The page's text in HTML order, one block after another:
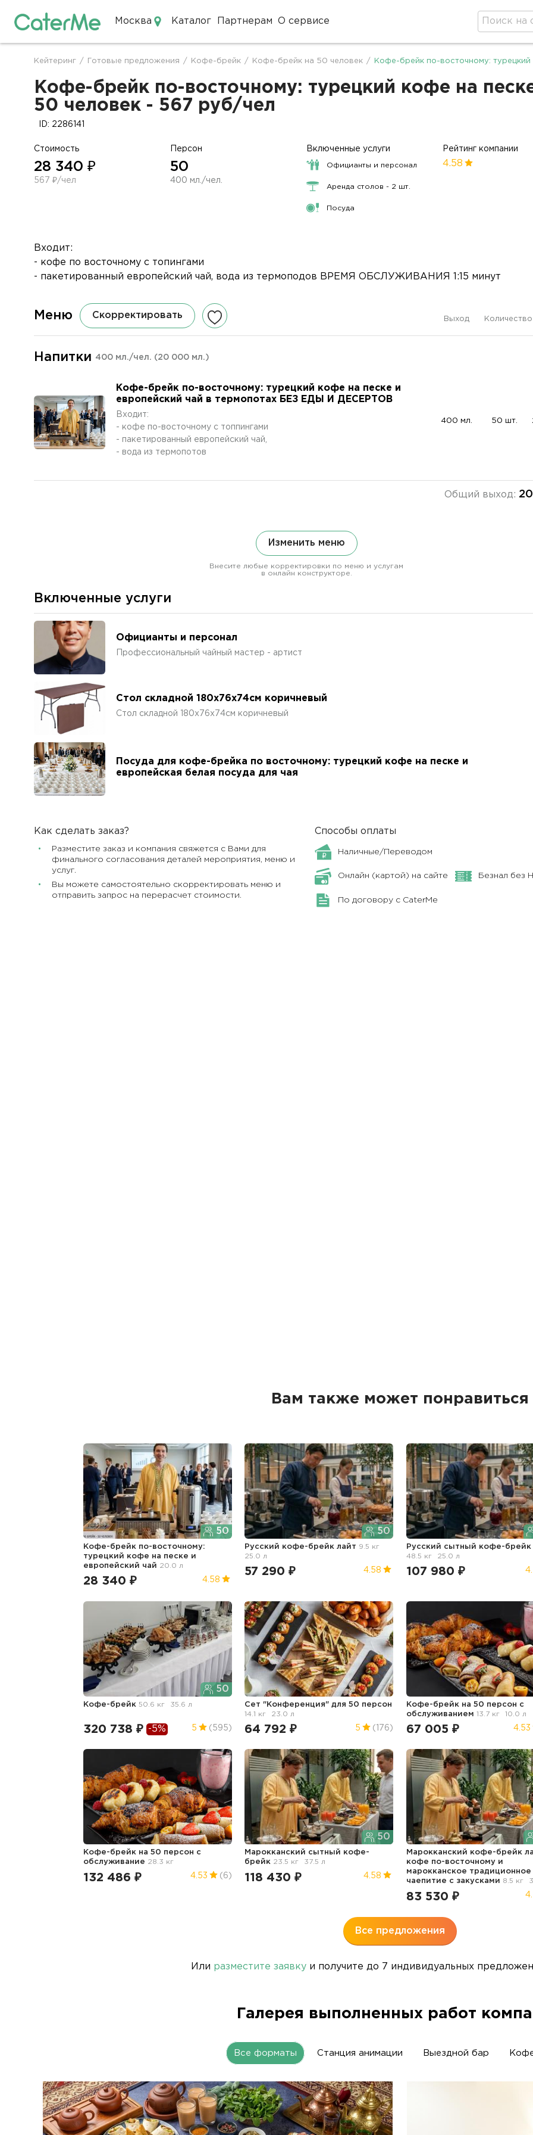
Москва Каталог Партнерам О сервисе
Строка
навигации
Кейтеринг / Готовые предложения / Кофе-брейк / Кофе-брейк на 50 человек / Кофе-брейк по-восточному:
Кофе-брейк по-восточному: турецкий кофе на
50 человек - 567 руб/чел
ID: 2286141
Стоимость
28 340 ₽
567 ₽/чел
Персон
50
400 мл./чел.
Включенные услуги
Официанты и персонал
Аренда столов - 2 шт.
Посуда
Рейтинг компании
4.58
Входит:
- кофе по восточному с топингами
- пакетированный европейский чай, вода из термоподов ВРЕМЯ ОБСЛУЖИВАНИЯ 1:15 минут
Меню Скорректировать Выход Количество
Напитки 400 мл./чел. (20 000 мл.)
Кофе-брейк по-восточному: турецкий кофе на песке и
европейский чай в термопотах БЕЗ ЕДЫ И ДЕСЕРТОВ
Входит:
- кофе по-восточному с топпингами
- пакетированный европейский чай,
- вода из термопотов
400 мл. 50 шт.
Общий выход:
Изменить меню
Внесите любые корректировки по меню и услугам
в онлайн конструкторе.
Включенные услуги
Официанты и персонал
Профессиональный чайный мастер - артист
Стол складной 180х76х74см коричневый
Стол складной 180х76х74см коричневый
Посуда для кофе-брейка по восточному: турецкий кофе на песке и
европейская белая посуда для чая
Как сделать заказ?
Разместите заказ и компания свяжется с Вами для
финального согласования деталей мероприятия, меню и
услуг.
Вы можете самостоятельно скорректировать меню и
отправить запрос на перерасчет стоимости.
Способы оплаты
Наличные/Переводом
Онлайн (картой) на сайте Безнал без
По договору с CaterMe
Вам также может понравиться
50
Кофе-брейк по-восточному:
турецкий кофе на песке и
европейский чай 20.0 л
28 340 ₽ 4.58
50
Русский кофе-брейк лайт 9.5 кг
25.0 л
57 290 ₽ 4.58
Русский сытный кофе-брейк
48.5 кг
25.0 л
107 980 ₽
50
Кофе-брейк 50.6 кг 35.6 л
320 738 ₽ -5% 5 (595)
Сет "Конференция" для 50 персон
14.1 кг
23.0 л
64 792 ₽ 5 (176)
Кофе-брейк на 50 персон с
обслуживанием 13.7 кг 10.0 л
67 005 ₽ 4.53
Кофе-брейк на 50 персон с
обслуживание 28.3 кг
132 486 ₽ 4.53 (6)
50
Марокканский сытный кофе-
брейк 23.5 кг 37.5 л
118 430 ₽ 4.58
Марокканский кофе-брейк
кофе по-восточному и
марокканское традиционное
чаепитие с закусками 8.5 кг
83 530 ₽
Все предложения
Или разместите заявку и получите до 7 индивидуальных
Галерея выполненных работ
Все форматы Станция анимации Выездной бар